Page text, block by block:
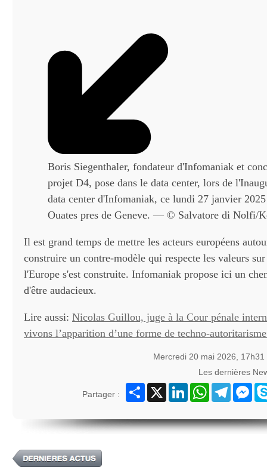
Boris Siegenthaler, fondateur d'Infomaniak et
projet D4, pose dans le data center, lors de
data center d'Infomaniak, ce lundi 27 janvier
Ouates pres de Geneve. — © Salvatore di Nolfi/
Il est grand temps de mettre les acteurs européens
construire un contre-modèle qui respecte les valeurs
l'Europe s'est construite. Infomaniak propose ici un
d'être audacieux.
Lire aussi: Nicolas Guillou, juge à la Cour pénale
vivons l’apparition d’une forme de techno-
Mercredi 20 mai 2026,
Les dernières
Partager :
Partager
X LinkedInWhatsAppTelegram